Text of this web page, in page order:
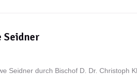
Seidner durch Bischof D. Dr. Christoph